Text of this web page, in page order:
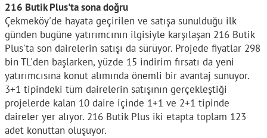
216 Butik Plus'ta sona doğru
Çekmeköy'de hayata geçirilen ve satışa sunulduğu ilk
günden bugüne yatırımcının ilgisiyle karşılaşan 216 Butik
Plus'ta son dairelerin satışı da sürüyor. Projede fiyatlar 298
bin TL'den başlarken, yüzde 15 indirim fırsatı da yeni
yatırımcısına konut alımında önemli bir avantaj sunuyor.
3+1 tipindeki tüm dairelerin satışının gerçekleştiği
projelerde kalan 10 daire içinde 1+1 ve 2+1 tipinde
daireler yer alıyor. 216 Butik Plus iki etapta toplam 123
adet konuttan oluşuyor.